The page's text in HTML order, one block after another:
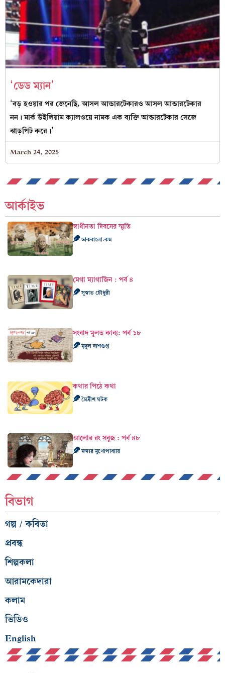
‘ডেড ম্যান’
‘বড় হওয়ার পর জেনেছি, আসল আন্ডারটেকারও আসল আন্ডারটেকার
নন। মার্ক উইলিয়াম ক্যালওয়ে নামক এক ব্যক্তি আন্ডারটেকার সেজে
ঝাড়পিট করে।’
March 24, 2025
আর্কাইভ
স্বাধীনতা দিবসের স্মৃতি
ডাকবাংলা.কম
মেগা ম্যাগাজিন : পর্ব ৪
সুস্নাত চৌধুরী
সংবাদ মূলত কাব্য: পর্ব ১৮
মৃদুল দাশগুপ্ত
কথার পিঠে কথা
মৈত্রীশ ঘটক
আলোর রং সবুজ : পর্ব ৪৮
মন্দার মুখোপাধ্যায়
বিভাগ
গল্প / কবিতা
প্রবন্ধ
শিল্পকলা
আরামকেদারা
কলাম
ভিডিও
English